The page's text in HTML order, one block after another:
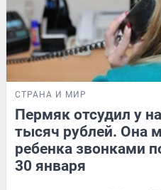
СТРАНА И МИР
Пермяк отсудил у
тысяч рублей. Она
ребенка звонками
30 января